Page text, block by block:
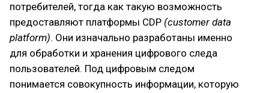
потребителей, тогда как такую возможность
предоставляют платформы CDP (сustomer data
platform). Они изначально разработаны именно
для обработки и хранения цифрового следа
пользователей. Под цифровым следом
понимается совокупность информации, которую